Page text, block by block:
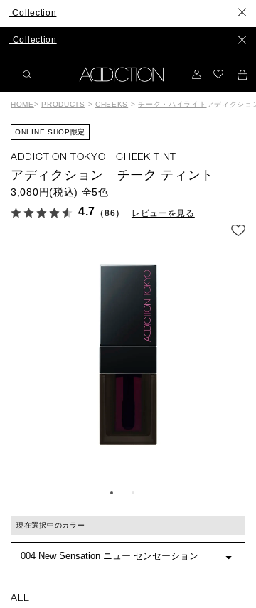
HOME> PRODUCTS > CHEEKS >チーク・ハイライト アディクシ
ONLINE SHOP限定
ADDICTION TOKYO CHEEK TINT
アディクション チーク ティント
3,080円(税込) 全5色
4.7 （86） レビューを見る
現在選択中のカラー
ALL